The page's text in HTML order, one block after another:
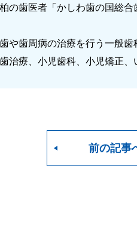
の歯医者「かしわ歯の国総
や歯周病の治療を行う一般
治療、小児歯科、小児矯正
前の記事